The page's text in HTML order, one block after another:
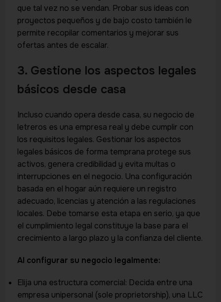
que tal vez no se vendan. Probar sus ideas con
proyectos pequeños y de bajo costo también le
permite recopilar comentarios y mejorar sus
ofertas antes de escalar.
3. Gestione los aspectos legales
básicos desde casa
Incluso cuando opera desde casa, su negocio de
letreros es una empresa real y debe cumplir con
los requisitos legales. Gestionar los aspectos
legales básicos de forma temprana protege sus
activos, genera credibilidad y evita multas o
interrupciones en el negocio. Una configuración
basada en el hogar aún requiere un registro
adecuado, licencias y atención a las regulaciones
locales. Debe tomarse esta etapa en serio, ya que
el cumplimiento legal constituye la base para el
crecimiento a largo plazo y la confianza del cliente.
Al configurar su negocio legalmente:
Elija una estructura comercial: Decida entre una
empresa unipersonal (sole proprietorship), una LLC